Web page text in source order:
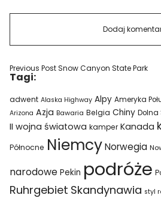
Previous PostSnow Canyon State Park
Tagi:
adwent Alaska Highway Alpy Ameryka
Arizona Azja Bawaria Belgia Chiny Dolna
II wojna światowa kamper Kanada
Północne Niemcy Norwegia
narodowe Pekin podróże
Ruhrgebiet Skandynawia styl